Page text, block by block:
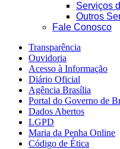
Serviços
Outros
Fale Conosco
Transparência
Ouvidoria
Acesso à Informação
Diário Oficial
Agência Brasília
Portal do Governo de
Dados Abertos
LGPD
Maria da Penha Online
Código de Ética